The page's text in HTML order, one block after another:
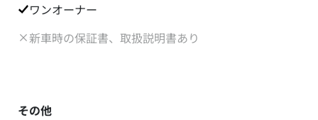
ワンオーナー
新車時の保証書、取扱説明書あり
その他